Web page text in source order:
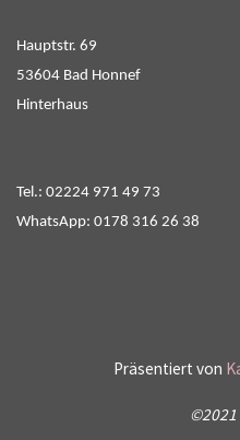
Hauptstr. 69
53604 Bad Honnef
Hinterhaus
Tel.: 02224 971 49 73
WhatsApp: 0178 316 26 38
Präsentiert von
©2021